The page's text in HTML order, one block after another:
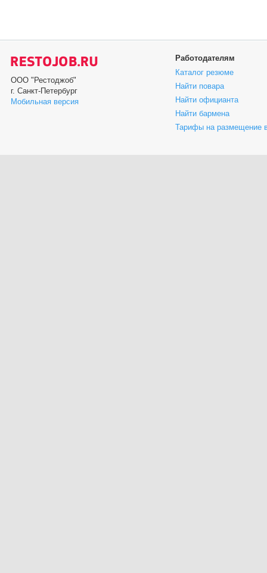
ООО "Рестоджоб"
г. Санкт-Петербург
Мобильная версия
Работодателям
Каталог резюме
Найти повара
Найти официанта
Найти бармена
Тарифы на размещение